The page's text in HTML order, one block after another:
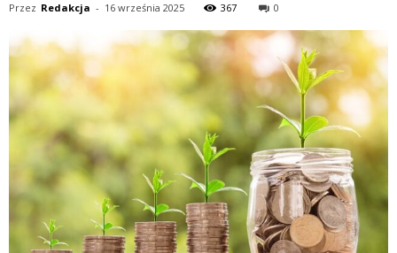
Przez Redakcja - 16 września 2025 367 0